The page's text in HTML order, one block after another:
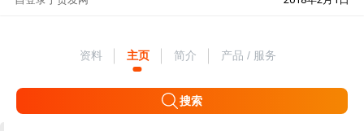
资料 主页 简介 产品 / 服务
搜索